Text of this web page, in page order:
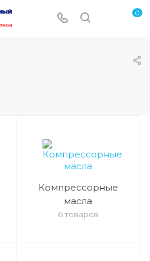
0
Компрессорные
масла
6 товаров